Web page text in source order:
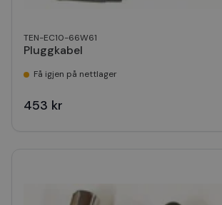
TEN-EC10-66W61
Pluggkabel
Få igjen på nettlager
453 kr